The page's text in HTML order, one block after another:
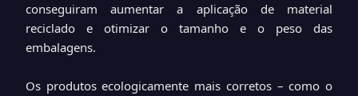
conseguiram aumentar a aplicação de material
reciclado e otimizar o tamanho e o peso das
embalagens.
Os produtos ecologicamente mais corretos – como o